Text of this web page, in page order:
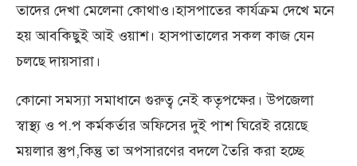
তাদের দেখা মেলেনা কোথাও।হাসপাতের কার্যক্রম দেখে মনে
হয় আবকিছুই আই ওয়াশ। হাসপাতালের সকল কাজ যেন
চলছে দায়সারা।
কোনো সমস্যা সমাধানে গুরুত্ব নেই কতৃপক্ষের। উপজেলা
স্বাস্থ্য ও প.প কর্মকর্তার অফিসের দুই পাশ ঘিরেই রয়েছে
ময়লার স্তুপ,কিন্তু তা অপসারণের বদলে তৈরি করা হচ্ছে